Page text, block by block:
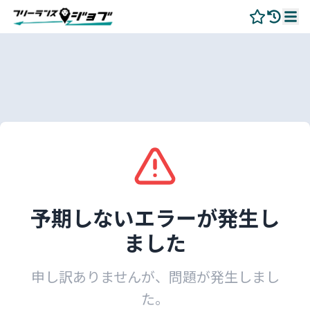
予期しないエラーが発生し
ました
申し訳ありませんが、問題が発生しまし
た。